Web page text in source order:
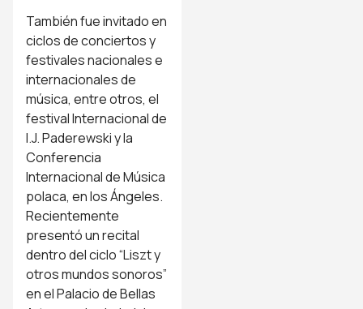
También fue invitado en
ciclos de conciertos y
festivales nacionales e
internacionales de
música, entre otros, el
festival Internacional de
I.J. Paderewski y la
Conferencia
Internacional de Música
polaca, en los Ángeles.
Recientemente
presentó un recital
dentro del ciclo “Liszt y
otros mundos sonoros”
en el Palacio de Bellas